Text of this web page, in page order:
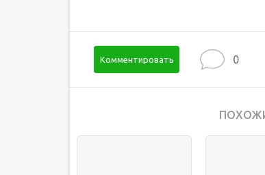
Комментировать 0